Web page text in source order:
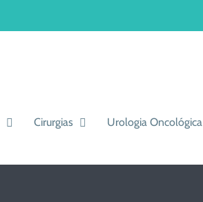
Cirurgias Urologia Oncológica